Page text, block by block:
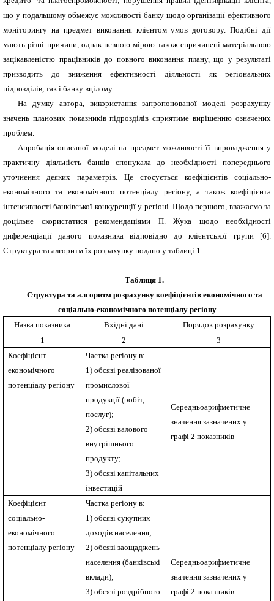
що у подальшому обмежує можливості банку щодо організації ефективного
моніторингу на предмет виконання клієнтом умов договору. Подібні дії
мають різні причини, однак певною мірою також спричинені матеріальною
зацікавленістю працівників до повного виконання плану, що у результаті
призводить до зниження ефективності діяльності як регіональних
підрозділів, так і банку вцілому.
На думку автора, використаннязапропонованоїмоделі розрахунку
значень планових показників підрозділів сприятиме вирішенню означених
проблем.
Апробація описаної моделі на предмет можливості її впровадження у
практичну діяльність банків спонукала до необхідності попереднього
уточнення деяких параметрів. Це стосується коефіцієнтів соціально-
економічного та економічного потенціалу регіону, а також коефіцієнта
інтенсивності банківської конкуренції у регіоні. Щодо першого, вважаємо за
доцільне скористатися рекомендаціями П. Жука щодо необхідності
диференціації даного показника відповідно до клієнтської групи [6].
Структура та алгоритм їх розрахунку подано у таблиці 1.
Таблиця 1.
Структура та алгоритм розрахунку коефіцієнтів економічного та
соціально-економічного потенціалу регіону
Назва показника
Вхідні дані
Порядок розрахунку
1
2
3
Коефіцієнт
економічного
потенціалу регіону
Частка регіону в:
1) обсязі реалізованої
промислової
продукції (робіт,
послуг);
2) обсязі валового
внутрішнього
продукту;
3) обсязі капітальних
інвестицій
Середньоарифметичне
значення зазначених у
графі 2 показників
Коефіцієнт
соціально-
економічного
потенціалу регіону
Частка регіону в:
1) обсязі сукупних
доходів населення;
2) обсязі заощаджень
населення (банківські
вклади);
3) обсязі роздрібного
Середньоарифметичне
значення зазначених у
графі 2 показників